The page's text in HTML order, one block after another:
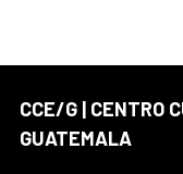
CCE/G | CENTRO
GUATEMALA